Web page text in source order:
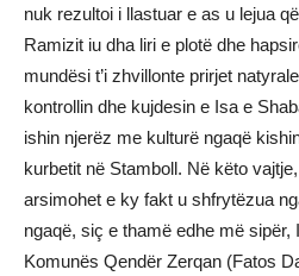
nuk rezultoi i llastuar e as u lejua
Ramizit iu dha liri e plotë dhe
mundësi t’i zhvillonte prirjet
kontrollin dhe kujdesin e Isa e
ishin njerëz me kulturë ngaqë
kurbetit në Stamboll. Në këto
arsimohet e ky fakt u shfrytëzua
ngaqë, siç e thamë edhe më
Komunës Qendër Zerqan (Fatos